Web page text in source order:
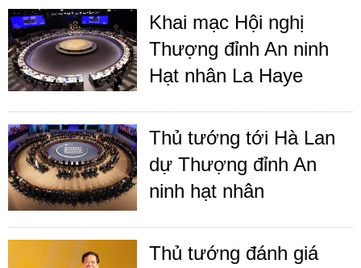
Khai mạc Hội nghị
Thượng đỉnh An ninh
Hạt nhân La Haye
Thủ tướng tới Hà Lan
dự Thượng đỉnh An
ninh hạt nhân
Thủ tướng đánh giá